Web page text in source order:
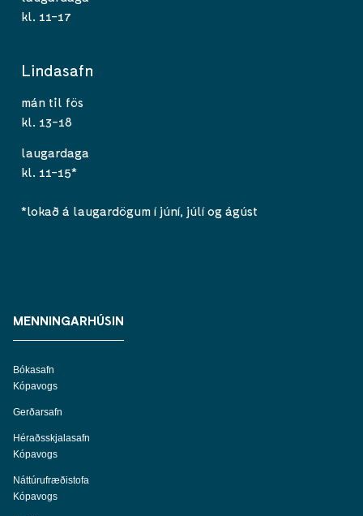
kl. 11-17
Lindasafn
mán til fös
kl. 13-18
laugardaga
kl. 11-15*
*lokað á laugardögum í júní, júlí og ágúst
MENNINGARHÚSIN
Bókasafn
Kópavogs
Gerðarsafn
Héraðsskjalasafn
Kópavogs
Náttúrufræðistofa
Kópavogs